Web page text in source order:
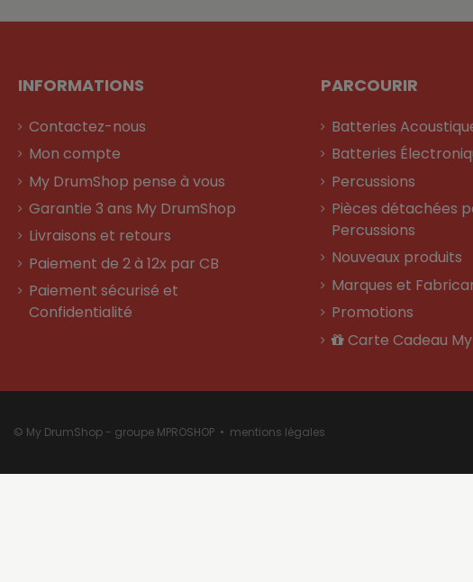
INFORMATIONS
Contactez-nous
Mon compte
My DrumShop pense à vous
Garantie 3 ans My DrumShop
Livraisons et retours
Paiement de 2 à 12x par CB
Paiement sécurisé et
Confidentialité
PARCOURIR
Batteries
Batteries
Percussions
Pièces détachées
Percussions
Nouveaux produits
Marques et
Promotions
Carte Cadeau
© My DrumShop - groupe MPROSHOP • mentions légales